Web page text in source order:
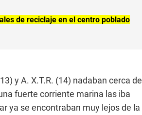
de reciclaje en el centro poblado
y A. X.T.R. (14) nadaban cerca de
fuerte corriente marina las iba
ya se encontraban muy lejos de la